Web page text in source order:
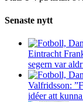
Senaste nytt
Eintracht
segern var
Valfridsson:
idéer att